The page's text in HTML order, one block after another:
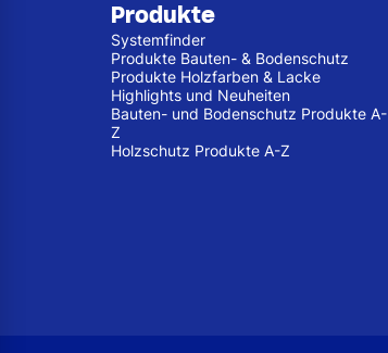
Produkte
Systemfinder
Produkte Bauten- & Bodenschutz
Produkte Holzfarben & Lacke
Highlights und Neuheiten
Bauten- und Bodenschutz Produkte A-
Z
Holzschutz Produkte A-Z